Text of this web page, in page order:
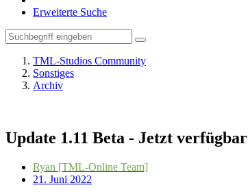
Erweiterte Suche
TML-Studios Community
Sonstiges
Archiv
Update 1.11 Beta - Jetzt verfügbar
Ryan [TML-Online Team]
21. Juni 2022